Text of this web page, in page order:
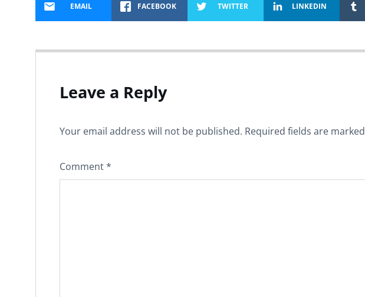
EMAIL FACEBOOK TWITTER LINKEDIN
Leave a Reply
Your email address will not be published. Required fields are marked
Comment*